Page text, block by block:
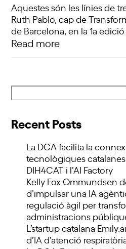
Aquestes són les línies de
Ruth Pablo, cap de
de Barcelona, en la 1a
Read more
Recent Posts
La DCA facilita la
tecnològiques
DIH4CAT i l’AI Factory
Kelly Fox Ommundsen
d’impulsar una IA
regulació àgil per
administracions
L’startup catalana
d’IA d’atenció